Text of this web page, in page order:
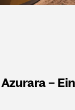
–